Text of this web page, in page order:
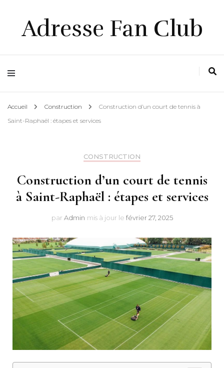
Adresse Fan Club
Accueil Construction
Construction d’un court de tennis à
Saint-Raphaël : étapes et services
CONSTRUCTION
Construction d’un court de tennis
à Saint-Raphaël : étapes et services
par Admin mis à jour le février 27, 2025